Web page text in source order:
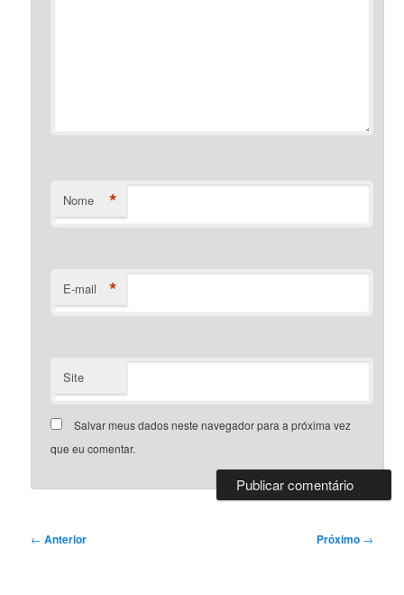
Nome *
E-mail *
Site
Salvar meus dados neste navegador para a próxima vez
que eu comentar.
Navegação
← Anterior Próximo →